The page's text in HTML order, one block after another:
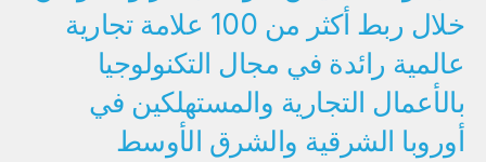
FR | EN | AR
خلال ربط أكثر من 100 علامة تجارية
عالمية رائدة في مجال التكنولوجيا
بالأعمال التجارية والمستهلكين في
أوروبا الشرقية والشرق الأوسط